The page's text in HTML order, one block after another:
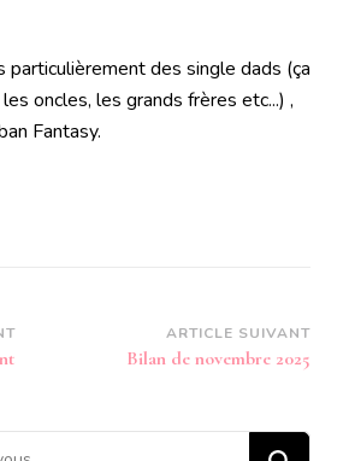
particulièrement des single dads (ça
oncles, les grands frères etc...) ,
Fantasy.
ARTICLE SUIVANT
Bilan de novembre 2025